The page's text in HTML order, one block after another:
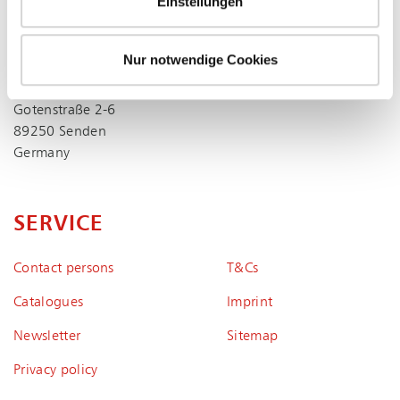
Nur notwendige Cookies
Fax +49 7307 804-500
ESTA Extraction technology
Gotenstraße 2-6
89250 Senden
Germany
SERVICE
Contact persons
Catalogues
Newsletter
Privacy policy
T&Cs
Imprint
Sitemap